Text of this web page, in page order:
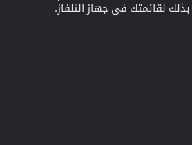
لقائمتك في جهاز التلفاز.